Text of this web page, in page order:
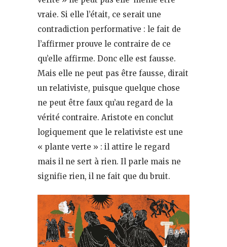
vraie. Si elle l’était, ce serait une
contradiction performative : le fait de
l’affirmer prouve le contraire de ce
qu’elle affirme. Donc elle est fausse.
Mais elle ne peut pas être fausse, dirait
un relativiste, puisque quelque chose
ne peut être faux qu’au regard de la
vérité contraire. Aristote en conclut
logiquement que le relativiste est une
« plante verte » : il attire le regard
mais il ne sert à rien. Il parle mais ne
signifie rien, il ne fait que du bruit.